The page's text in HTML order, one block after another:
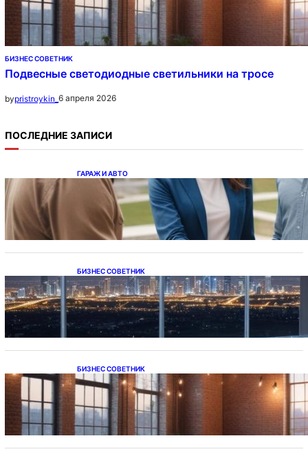
БИЗНЕС СОВЕТНИК
Подвесные светодиодные светильники на тросе
bypristroykin_ 6 апреля 2026
ПОСЛЕДНИЕ ЗАПИСИ
ГАРАЖ И АВТО
Ипотека на новостройки при оформлении
напрямую у застройщика
БИЗНЕС СОВЕТНИК
Каталог светодиодных светильников и
LED-освещения в Казахстане
БИЗНЕС СОВЕТНИК
Подвесные светодиодные светильники на
тросе